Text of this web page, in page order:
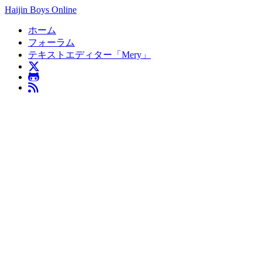
Haijin Boys Online
ホーム
フォーラム
テキストエディター「Mery」